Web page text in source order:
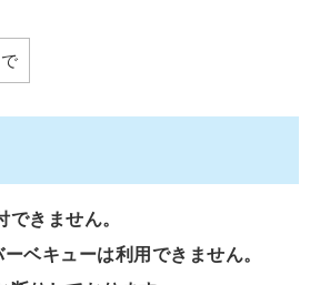
できません。
ベキューは利用できません。